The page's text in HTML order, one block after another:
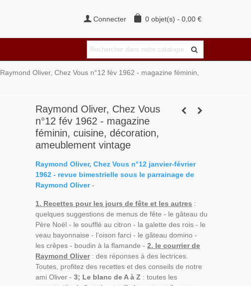
Connecter 0 objet(s) - 0,00 €
Raymond Oliver, Chez Vous n°12 fév 1962 - magazine féminin,
Raymond Oliver, Chez Vous
n°12 fév 1962 - magazine
féminin, cuisine, décoration,
ameublement vintage
Raymond Oliver, Chez Vous n°12 janvier-février
1962 - revue bimestrielle sous le parrainage de
Raymond Oliver-
1. Recettes pour les jours de fête et les autres :
quelques suggestions de menus de fête - le gâteau du
Père Noël - le soufflé au citron - la galette des rois - le
veau bayonnaise - l'oison farci - le gâteau domino -
les crêpes - boudin à la flamande - 2. le courrier de
Raymond Oliver: des réponses à des lectrices.
Toutes, profitez des recettes et des conseils de notre
ami Oliver - 3; Le blanc de A à Z : toutes les